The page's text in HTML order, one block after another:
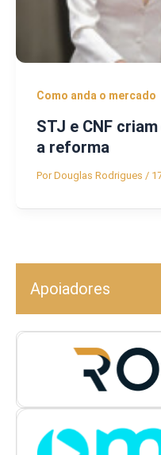
Como anda o mercado
STJ e CNF
a reforma
PorDouglas Rodrigues /
Apoiadores